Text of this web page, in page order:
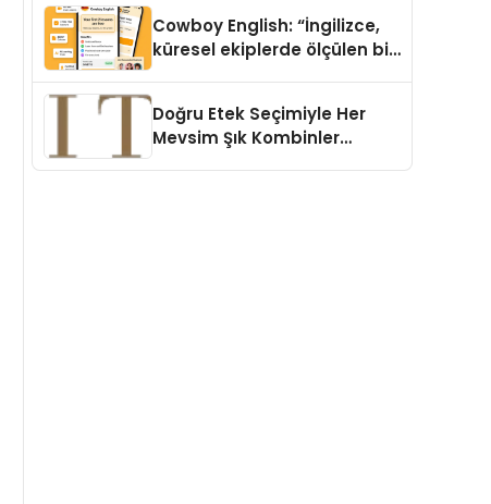
Cowboy English: “İngilizce,
küresel ekiplerde ölçülen bir
Doğru Etek Seçimiyle Her
Mevsim Şık Kombinler